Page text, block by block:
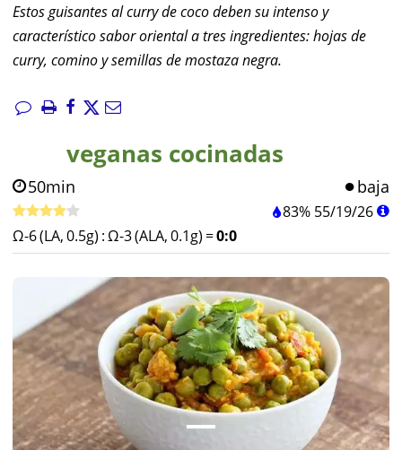
Estos guisantes al curry de coco deben su intenso y
característico sabor oriental a tres ingredientes: hojas de
curry, comino y semillas de mostaza negra.
veganas cocinadas
50min baja
83% 55/19/26
Ω-6 (LA, 0.5g) :Ω-3 (ALA, 0.1g) =0:0